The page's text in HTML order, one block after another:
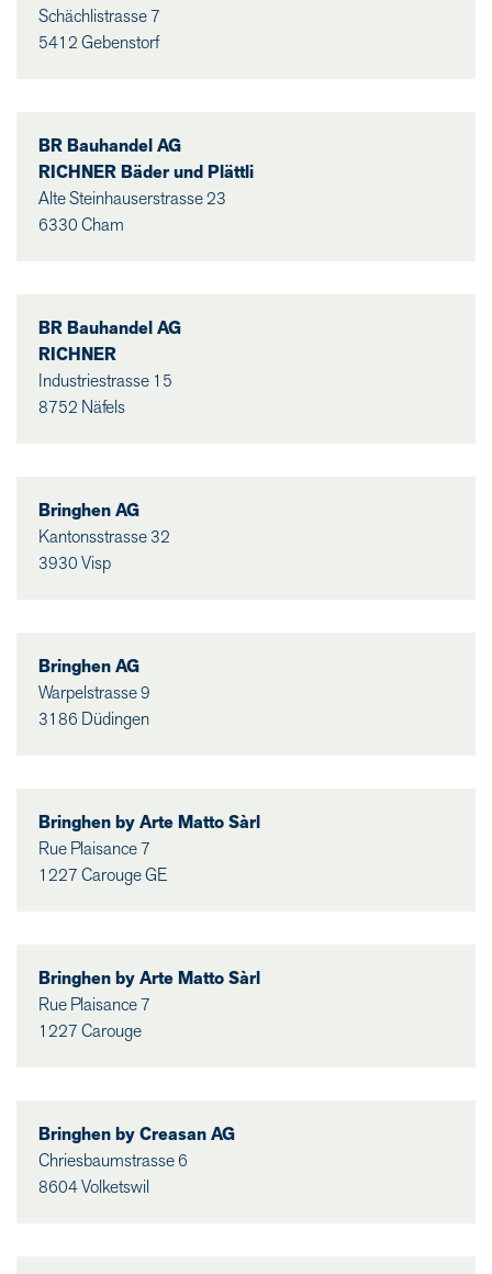
Schächlistrasse 7
5412 Gebenstorf
BR Bauhandel AG
RICHNER Bäder und Plättli
Alte Steinhauserstrasse 23
6330 Cham
BR Bauhandel AG
RICHNER
Industriestrasse 15
8752 Näfels
Bringhen AG
Kantonsstrasse 32
3930 Visp
Bringhen AG
Warpelstrasse 9
3186 Düdingen
Bringhen by Arte Matto Sàrl
Rue Plaisance 7
1227 Carouge GE
Bringhen by Arte Matto Sàrl
Rue Plaisance 7
1227 Carouge
Bringhen by Creasan AG
Chriesbaumstrasse 6
8604 Volketswil